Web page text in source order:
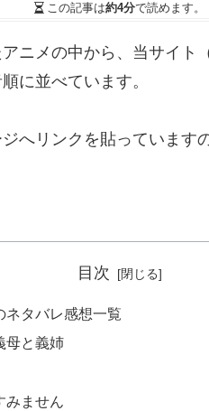
この記事は約4分で読めます。
ニメの中から、当サイト
に並べています。
へリンクを貼っています
目次
ネタバレ感想一覧
母と義姉
みません